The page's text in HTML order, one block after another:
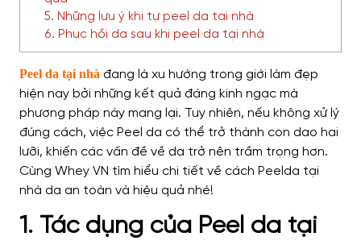
5. Những lưu ý khi tự peel da tại nhà
6. Phục hồi da sau khi peel da tại nhà
Peel da tại nhà đang là xu hướng trong giới làm đẹp
hiện nay bởi những kết quả đáng kinh ngạc mà
phương pháp này mang lại. Tuy nhiên, nếu không xử lý
đúng cách, việc Peel da có thể trở thành con dao hai
lưỡi, khiến các vấn đề về da trở nên trầm trọng hơn.
Cùng Whey VN tìm hiểu chi tiết về cách Peelda tại
nhà da an toàn và hiệu quả nhé!
1. Tác dụng của Peel da tại